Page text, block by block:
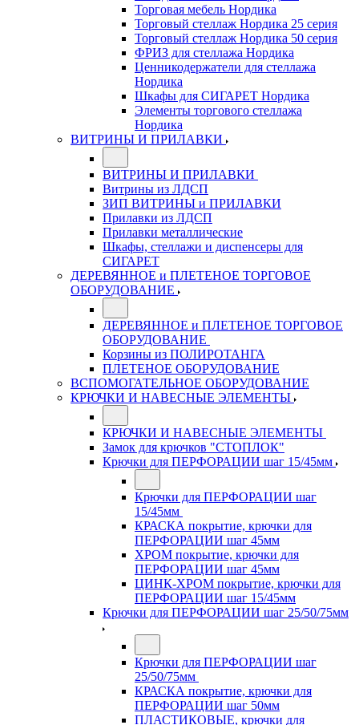
Торговая мебель Нордика
Торговый стеллаж Нордика 25 серия
Торговый стеллаж Нордика 50 серия
ФРИЗ для стеллажа Нордика
Ценникодержатели для стеллажа
Нордика
Шкафы для СИГАРЕТ Нордика
Элементы торгового стеллажа
Нордика
ВИТРИНЫ И ПРИЛАВКИ
ВИТРИНЫ И ПРИЛАВКИ
Витрины из ЛДСП
ЗИП ВИТРИНЫ и ПРИЛАВКИ
Прилавки из ЛДСП
Прилавки металлические
Шкафы, стеллажи и диспенсеры для
СИГАРЕТ
ДЕРЕВЯННОЕ и ПЛЕТЕНОЕ ТОРГОВОЕ
ОБОРУДОВАНИЕ
ДЕРЕВЯННОЕ и ПЛЕТЕНОЕ ТОРГОВОЕ
ОБОРУДОВАНИЕ
Корзины из ПОЛИРОТАНГА
ПЛЕТЕНОЕ ОБОРУДОВАНИЕ
ВСПОМОГАТЕЛЬНОЕ ОБОРУДОВАНИЕ
КРЮЧКИ И НАВЕСНЫЕ ЭЛЕМЕНТЫ
КРЮЧКИ И НАВЕСНЫЕ ЭЛЕМЕНТЫ
Замок для крючков "СТОПЛОК"
Крючки для ПЕРФОРАЦИИ шаг 15/45мм
Крючки для ПЕРФОРАЦИИ шаг
15/45мм
КРАСКА покрытие, крючки для
ПЕРФОРАЦИИ шаг 45мм
ХРОМ покрытие, крючки для
ПЕРФОРАЦИИ шаг 45мм
ЦИНК-ХРОМ покрытие, крючки для
ПЕРФОРАЦИИ шаг 15/45мм
Крючки для ПЕРФОРАЦИИ шаг 25/50/75мм
Крючки для ПЕРФОРАЦИИ шаг
25/50/75мм
КРАСКА покрытие, крючки для
ПЕРФОРАЦИИ шаг 50мм
ПЛАСТИКОВЫЕ, крючки для